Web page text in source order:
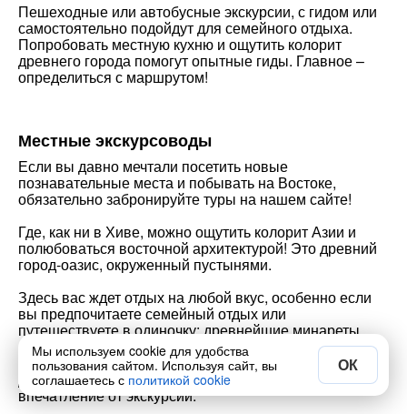
Пешеходные или автобусные экскурсии, с гидом или
самостоятельно подойдут для семейного отдыха.
Попробовать местную кухню и ощутить колорит
древнего города помогут опытные гиды. Главное –
определиться с маршрутом!
Местные экскурсоводы
Если вы давно мечтали посетить новые
познавательные места и побывать на Востоке,
обязательно забронируйте туры на нашем сайте!
Где, как ни в Хиве, можно ощутить колорит Азии и
полюбоваться восточной архитектурой! Это древний
город-оазис, окруженный пустынями.
Здесь вас ждет отдых на любой вкус, особенно если
вы предпочитаете семейный отдых или
путешествуете в одиночку: древнейшие минареты,
дворцы и целые архитектурные комплексы,
проживание в старом городе и прогулки среди
древних башен и крепостей оставят хорошее
впечатление от экскурсий.
Мы используем cookie для удобства
пользования сайтом. Используя сайт, вы
соглашаетесь с политикой cookie
ОК